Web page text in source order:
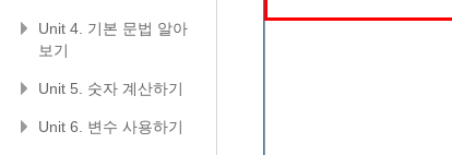
Unit 4. 기본 문법 알아
보기
Unit 5. 숫자 계산하기
Unit 6. 변수 사용하기